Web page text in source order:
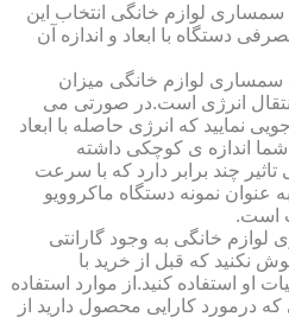
لوازم خانگی انتخاب این
دستگاه با ابعاد و اندازه آن
سمساری لوازم خانگی میزان
انرژی است.در صورتی می
نمایید که انرژی حاصله با ابعاد
اندازه ی کوچکی داشته
چند برابر دارد که با سرعت
عنوان نمونه دستگاه ماکروویو
است.
خانگی به وجود گارانتی
نکنید که قبل از خرید با
او استفاده کنید.از موارد استفاده
درمورد کارایی محصول دارید از